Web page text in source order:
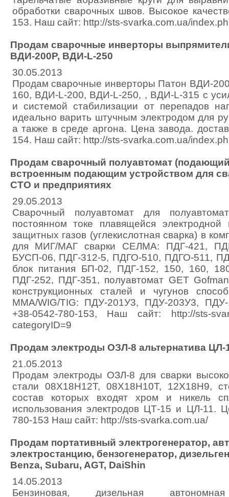
обработки сварочных швов. Высокое
153. Наш сайт: http://sts-svarka.com.ua/
Продам сварочные инверторы
ВДИ-200P, ВДИ-L-250
30.05.2013
Продам сварочные инверторы Патон ВДИ-
160, ВДИ-L-200, ВДИ-L-250, , ВДИ-L-315 с
и системой стабилизации от перепадов
идеально варить штучным электродом для
а также в среде аргона. Цена завода.
154. Наш сайт: http://sts-svarka.com.ua/
Продам сварочный полуавтомат
встроенным подающим устройством для
СТО и предприятиях
29.05.2013
Сварочный полуавтомат для
постоянном токе плавящейся
защитных газов (углекислотная сварка) в
для МИГ/МАГ сварки СЕЛМА: ПДГ-421,
БУСП-06, ПДГ-312-5, ПДГО-510, ПДГО-511,
блок питания БП-02, ПДГ-152, 150, 160,
ПДГ-252, ПДГ-351, полуавтомат GET
конструкционных сталей и чугунов
MMA/WIG/TIG: ПДУ-201У3, ПДУ-203У3,
+38-0542-780-153, Наш сайт: http://sts-
categoryID=9
Продам электроды ОЗЛ-8 альтернатива ЦЛ-
21.05.2013
Продам электроды ОЗЛ-8 для сварки
стали 08Х18Н12Т, 08Х18Н10Т, 12Х18Н9,
состав которых входят хром и никель
использования электродов ЦТ-15 и ЦЛ-11.
780-153 Наш сайт: http://sts-svarka.com.ua/
Продам портативный электрогенератор,
электростанцию, бензогенератор,
Benza, Subaru, AGT, DaiShin
14.05.2013
Бензиновая, дизельная автономная